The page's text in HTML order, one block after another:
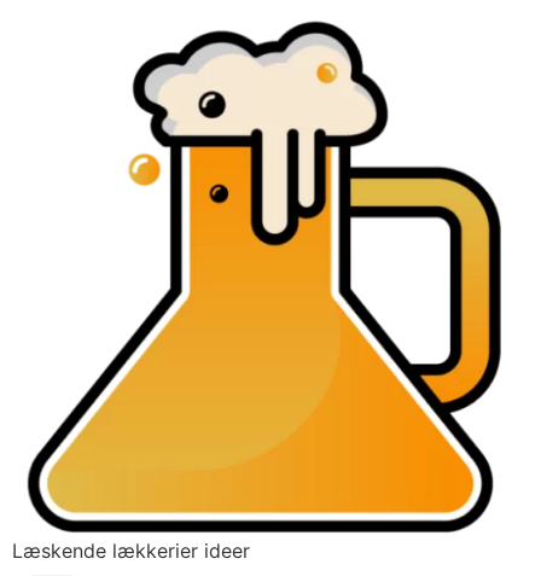
Læskende lækkerier ideer